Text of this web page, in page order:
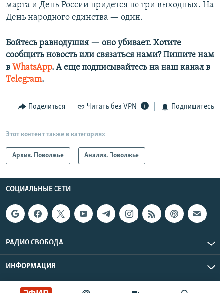
марта и День России придется по три выходных. На
День народного единства — один.
Бойтесь равнодушия — оно убивает. Хотите
сообщить новость или связаться нами? Пишите нам
в WhatsApp. А еще подписывайтесь на наш канал в
Telegram.
Поделиться Читать без VPN Подпишитесь
Этот контент также в категориях
Архив. Поволжье Анализ. Поволжье
СОЦИАЛЬНЫЕ СЕТИ
РАДИО СВОБОДА
ИНФОРМАЦИЯ